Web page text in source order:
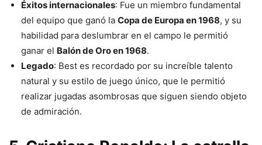
Éxitos internacionales: Fue un miembro fundamental
del equipo que ganó la Copa de Europa en 1968, y su
habilidad para deslumbrar en el campo le permitió
ganar el Balón de Oro en 1968.
Legado: Best es recordado por su increíble talento
natural y su estilo de juego único, que le permitió
realizar jugadas asombrosas que siguen siendo objeto
de admiración.